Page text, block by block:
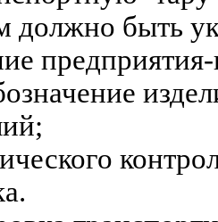
должно быть
предприятия-